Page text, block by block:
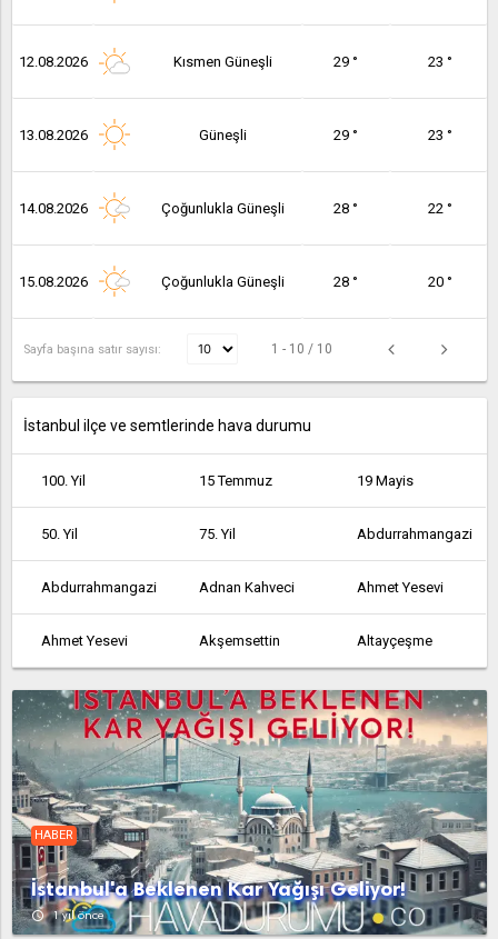
12.08.2026 Kısmen Güneşli 29 ° 23 °
13.08.2026 Güneşli 29 ° 23 °
14.08.2026 Çoğunlukla Güneşli 28 ° 22 °
15.08.2026 Çoğunlukla Güneşli 28 ° 20 °
Sayfa başına satır sayısı: 1 - 10 / 10
İstanbul ilçe ve semtlerinde hava durumu
100. Yil 15 Temmuz 19 Mayis
50. Yil 75. Yil Abdurrahmangazi
Abdurrahmangazi Adnan Kahveci Ahmet Yesevi
Ahmet Yesevi Akşemsettin Altayçeşme
Altinşehir Altintepe Altintepsi
Ambarli Armağanevler Atakent
Atalar Atatürk Atatürk
Atatürk Avcılar Ayazağa
Aydinli Bağcılar Bağlarbaşi
HABER
İstanbul'a Beklenen Kar Yağışı Geliyor!
access_time 1 yıl önce